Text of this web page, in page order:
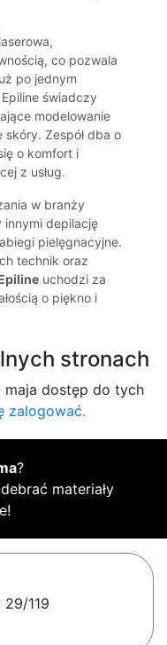
co pozwala
po jednym
świadczy
modelowanie
Zespół dba o
o komfort i
z usług.
w branży
innymi depilację
pielęgnacyjne.
technik oraz
uchodzi za
o piękno i
stronach
dostęp do tych
zalogować.
?
materiały
29/119